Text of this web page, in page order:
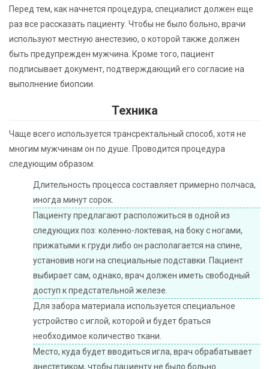
Перед тем, как начнется процедура, специалист должен еще
раз все рассказать пациенту. Чтобы не было больно, врачи
используют местную анестезию, о которой также должен
быть предупрежден мужчина. Кроме того, пациент
подписывает документ, подтверждающий его согласие на
выполнение биопсии.
Техника
Чаще всего используется трансректальный способ, хотя не
многим мужчинам он по душе. Проводится процедура
следующим образом:
Длительность процесса составляет примерно полчаса,
иногда минут сорок.
Пациенту предлагают расположиться в одной из
следующих поз: коленно-локтевая, на боку с ногами,
прижатыми к груди либо он располагается на спине,
установив ноги на специальные подставки. Пациент
выбирает сам, однако, врач должен иметь свободный
доступ к предстательной железе.
Для забора материала используется специальное
устройство с иглой, которой и будет браться
необходимое количество ткани.
Место, куда будет вводиться игла, врач обрабатывает
анестетиком, чтобы пациенту не было больно.